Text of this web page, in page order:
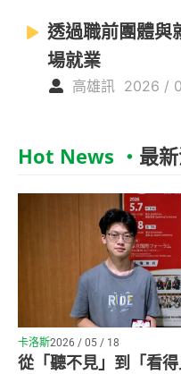
透過職前團體與
場就業
高雄訊 2026 /
Hot News ‧ 最
卡洛斯2026 / 05 / 18
從「聽不見」到「看